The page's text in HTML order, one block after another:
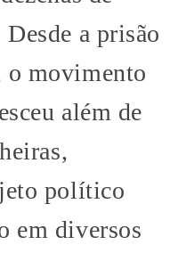
a prisão
o movimento
além de
político
em diversos